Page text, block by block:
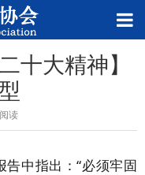
十大精神】
阅读
中指出：“必须牢固